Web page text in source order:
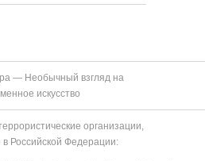
— Необычный взгляд на
искусство
организации,
Российской Федерации: